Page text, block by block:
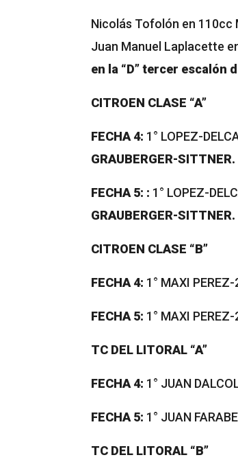
Nicolás Tofolón en 110cc
Juan Manuel Laplacette
en la “D” tercer escalón
CITROEN CLASE “A”
FECHA 4: 1° LOPEZ-
GRAUBERGER-SITTNER.
FECHA 5: : 1° LOPEZ-
GRAUBERGER-SITTNER.
CITROEN CLASE “B”
FECHA 4: 1° MAXI
FECHA 5: 1° MAXI
TC DEL LITORAL “A”
FECHA 4: 1° JUAN
FECHA 5: 1° JUAN
TC DEL LITORAL “B”